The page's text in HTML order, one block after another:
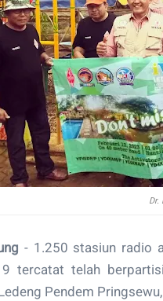
Dr.
- 1.250 stasiun radio
tercatat telah
Pendem